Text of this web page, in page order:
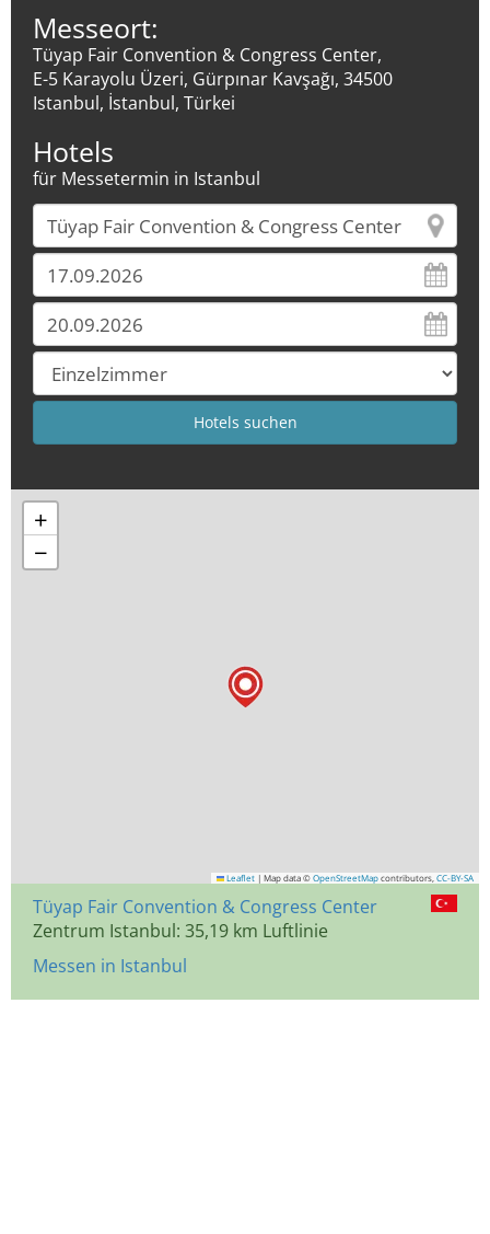
Messeort:
Tüyap Fair Convention & Congress Center,
E-5 Karayolu Üzeri, Gürpınar Kavşağı, 34500
Istanbul, İstanbul, Türkei
Hotels
für Messetermin in Istanbul
+
−
Leaflet | Map data © OpenStreetMap contributors, CC-BY-SA
Tüyap Fair Convention & Congress Center
Zentrum Istanbul: 35,19 km Luftlinie
Messen in Istanbul